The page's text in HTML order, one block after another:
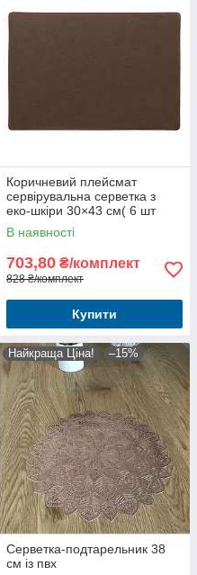
Коричневий плейсмат
сервірувальна серветка з
еко-шкіри 30×43 см( 6 шт
комлект)
В наявності
703,80 ₴/комплект
828 ₴/комплект
Купити
Найкраща Ціна! –15%
Серветка-подтарельник 38
см із пвх